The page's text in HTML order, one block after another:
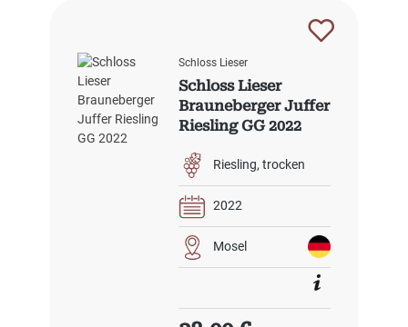
Schloss Lieser
Schloss Lieser
Brauneberger Juffer
Riesling GG 2022
Riesling trocken
2022
Mosel
Regulärer Preis: